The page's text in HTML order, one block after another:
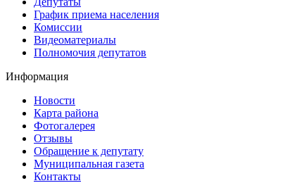
График приема населения
Комиссии
Видеоматериалы
Полномочия депутатов
Информация
Новости
Карта района
Фотогалерея
Отзывы
Обращение к депутату
Муниципальная газета
Контакты